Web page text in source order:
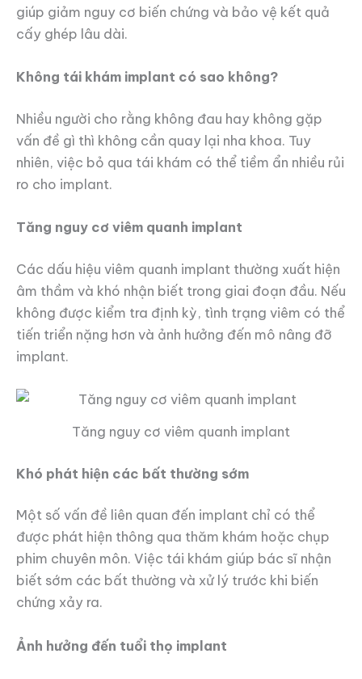
giúp giảm nguy cơ biến chứng và bảo vệ kết quả
cấy ghép lâu dài.
Không tái khám implant có sao không?
Nhiều người cho rằng không đau hay không gặp
vấn đề gì thì không cần quay lại nha khoa. Tuy
nhiên, việc bỏ qua tái khám có thể tiềm ẩn nhiều rủi
ro cho implant.
Tăng nguy cơ viêm quanh implant
Các dấu hiệu viêm quanh implant thường xuất hiện
âm thầm và khó nhận biết trong giai đoạn đầu. Nếu
không được kiểm tra định kỳ, tình trạng viêm có thể
tiến triển nặng hơn và ảnh hưởng đến mô nâng đỡ
implant.
Tăng nguy cơ viêm quanh implant
Khó phát hiện các bất thường sớm
Một số vấn đề liên quan đến implant chỉ có thể
được phát hiện thông qua thăm khám hoặc chụp
phim chuyên môn. Việc tái khám giúp bác sĩ nhận
biết sớm các bất thường và xử lý trước khi biến
chứng xảy ra.
Ảnh hưởng đến tuổi thọ implant